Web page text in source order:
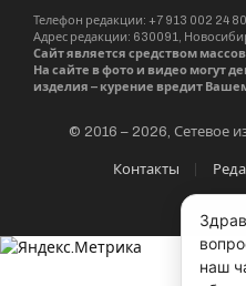
Телефон редакции: +7 913 002 24 80
Адрес редакции: 630091,
Сайт является средством
На сайте в фото и видео могут
изделия – курение вредит
© 2016 – 2026, Сетевое
Контакты
наш